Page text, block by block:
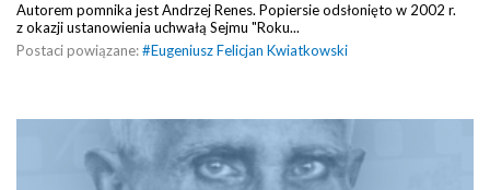
Autorem pomnika jest Andrzej Renes. Popiersie odsłonięto w 2002 r.
z okazji ustanowienia uchwałą Sejmu "Roku...
Postaci powiązane:#Eugeniusz Felicjan Kwiatkowski